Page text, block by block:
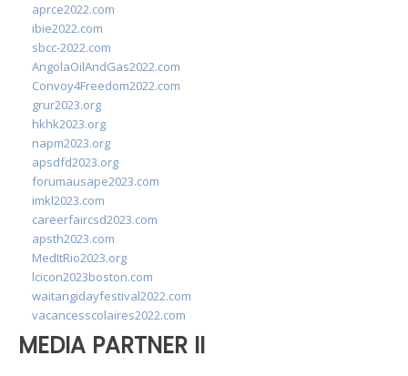
aprce2022.com
ibie2022.com
sbcc-2022.com
AngolaOilAndGas2022.com
Convoy4Freedom2022.com
grur2023.org
hkhk2023.org
napm2023.org
apsdfd2023.org
forumausape2023.com
imkl2023.com
careerfaircsd2023.com
apsth2023.com
MedItRio2023.org
lcicon2023boston.com
waitangidayfestival2022.com
vacancesscolaires2022.com
MEDIA PARTNER II